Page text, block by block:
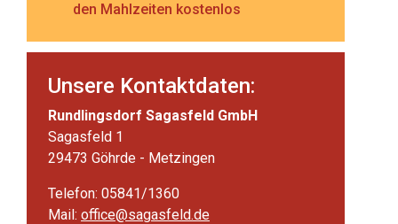
den Mahlzeiten kostenlos
Unsere Kontaktdaten:
Rundlingsdorf Sagasfeld GmbH
Sagasfeld 1
29473 Göhrde - Metzingen
Telefon: 05841/1360
Mail: office@sagasfeld.de